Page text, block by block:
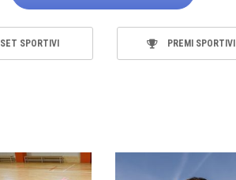
SET SPORTIVI PREMI SPORTIVI